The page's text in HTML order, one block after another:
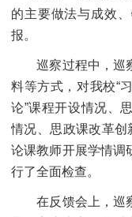
的主要做法与成效
报。
巡察过程中，巡
料等方式，对我校“
论”课程开设情况、
情况、思政课改革创
论课教师开展学情调
行了全面检查。
在反馈会上，巡